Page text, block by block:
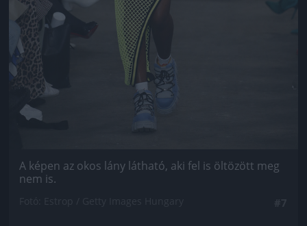
A képen az okos lány látható, aki fel is öltözött meg
nem is.